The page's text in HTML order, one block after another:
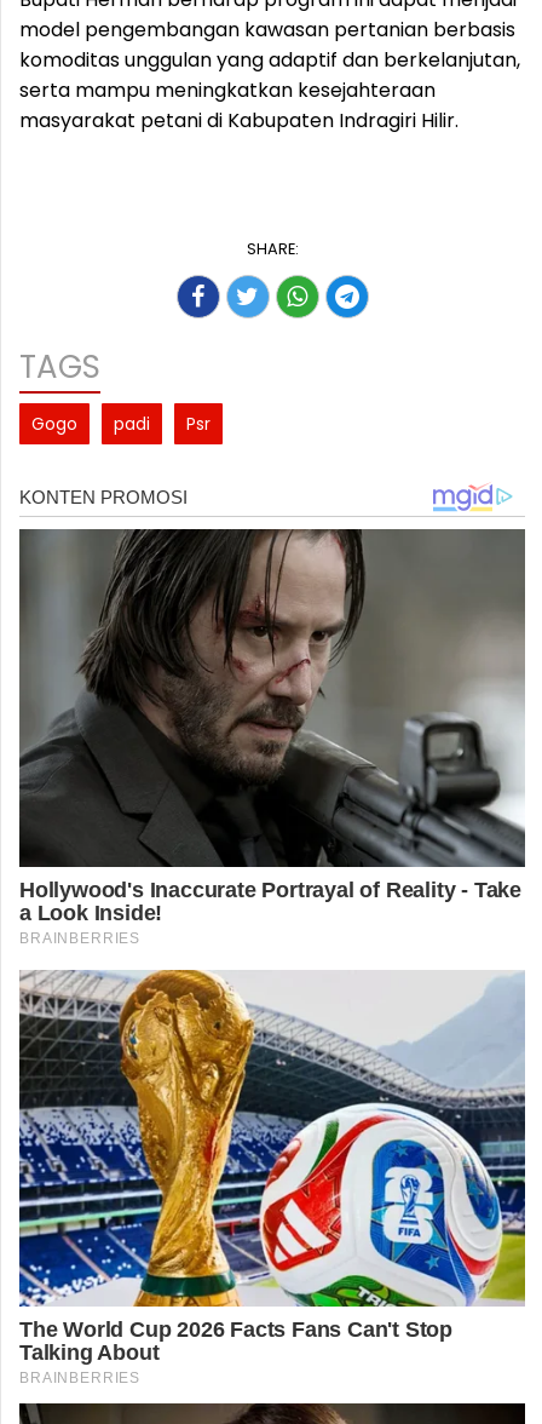
model pengembangan kawasan pertanian berbasis
komoditas unggulan yang adaptif dan berkelanjutan,
serta mampu meningkatkan kesejahteraan
masyarakat petani di Kabupaten Indragiri Hilir.
SHARE:
TAGS
Gogo padi Psr